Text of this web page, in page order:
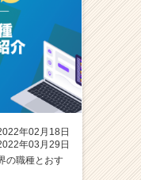
年02月18日
年03月29日
の職種とおす